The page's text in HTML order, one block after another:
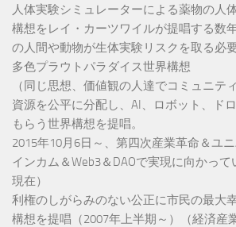
人体実験シミュレーターによる薬物の人
構想をレイ・カーツワイルが提唱する数
の人間や動物が生体実験リスクを取る必
多色プラウトパラダイス世界構想
（同じ思想、価値観の人達でコミュニテ
資源を公平に分配し、AI、ロボット、ド
もらう世界構想を提唱。
2015年10月6日～、第四次産業革命＆ユ
インカム＆Web3＆DAOで実現に向かって
現在）
利権のしがらみのない公正に市民の最大
構想を提唱（2007年上半期～）（経済産